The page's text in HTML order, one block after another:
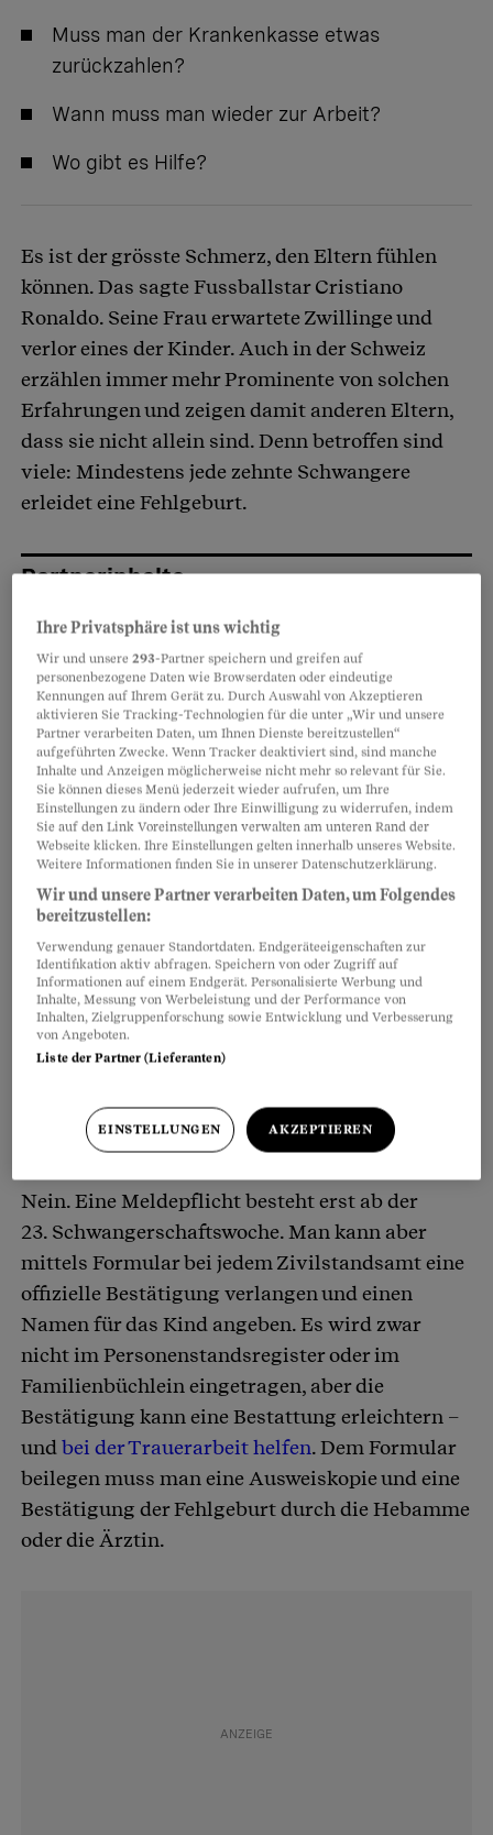
Muss man der Krankenkasse etwas
zurückzahlen?
Wann muss man wieder zur Arbeit?
Wo gibt es Hilfe?
Es ist der grösste Schmerz, den Eltern fühlen
können. Das sagte Fussballstar Cristiano
Ronaldo. Seine Frau erwartete Zwillinge und
verlor eines der Kinder. Auch in der Schweiz
erzählen immer mehr Prominente von solchen
Erfahrungen und zeigen damit anderen Eltern,
dass sie nicht allein sind. Denn betroffen sind
viele: Mindestens jede zehnte Schwangere
erleidet eine Fehlgeburt.
Partnerinhalte
Was genau bedeutet Fehlgeburt?
Als Fehlgeborenes gilt in der Schweiz rechtlich
gesehen ein Kind, das vor der
23. Schwangerschaftswoche ohne Lebenszeichen
zur Welt kommt und weniger als 500 Gramm
Muss man eine Fehlgeburt melden?
Nein. Eine Meldepflicht besteht erst ab der
23. Schwangerschaftswoche. Man kann aber
mittels Formular bei jedem Zivilstandsamt eine
offizielle Bestätigung verlangen und einen
Namen für das Kind angeben. Es wird zwar
nicht im Personenstandsregister oder im
Familienbüchlein eingetragen, aber die
Bestätigung kann eine Bestattung erleichtern –
undbei der Trauerarbeit helfen. Dem Formular
beilegen muss man eine Ausweiskopie und eine
Bestätigung der Fehlgeburt durch die Hebamme
oder die Ärztin.
Ihre Privatsphäre ist uns wichtig
Wir und unsere293-Partner speichern und greifen auf
personenbezogene Daten wie Browserdaten oder eindeutige
Kennungen auf Ihrem Gerät zu. Durch Auswahl von Akzeptieren
aktivieren Sie Tracking-Technologien für die unter „Wir und unsere
Partner verarbeiten Daten, um Ihnen Dienste bereitzustellen“
aufgeführten Zwecke. Wenn Tracker deaktiviert sind, sind manche
Inhalte und Anzeigen möglicherweise nicht mehr so relevant für Sie.
Sie können dieses Menü jederzeit wieder aufrufen, um Ihre
Einstellungen zu ändern oder Ihre Einwilligung zu widerrufen, indem
Sie auf den Link Voreinstellungen verwalten am unteren Rand der
Webseite klicken. Ihre Einstellungen gelten innerhalb unseres Website.
Weitere Informationen finden Sie in unserer Datenschutzerklärung.
Wir und unsere Partner verarbeiten Daten, um Folgendes
bereitzustellen:
Verwendung genauer Standortdaten. Endgeräteeigenschaften zur
Identifikation aktiv abfragen. Speichern von oder Zugriff auf
Informationen auf einem Endgerät. Personalisierte Werbung und
Inhalte, Messung von Werbeleistung und der Performance von
Inhalten, Zielgruppenforschung sowie Entwicklung und Verbesserung
von Angeboten.
Liste der Partner (Lieferanten)
EINSTELLUNGEN AKZEPTIEREN